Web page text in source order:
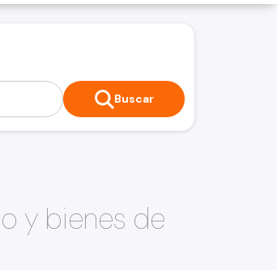
Buscar
y bienes de